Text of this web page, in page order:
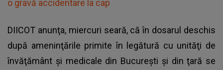
o gravă accidentare la cap
DIICOT anunţa, miercuri seară, că în dosarul deschis
după ameninţările primite în legătură cu unităţi de
învăţământ şi medicale din Bucureşti şi din ţară se